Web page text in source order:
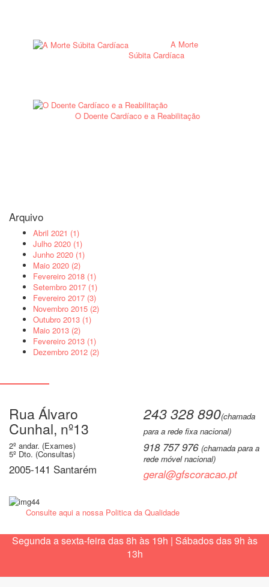
A Morte
Súbita Cardíaca
O Doente Cardíaco e a Reabilitação
Arquivo
Abril 2021 (1)
Julho 2020 (1)
Junho 2020 (1)
Maio 2020 (2)
Fevereiro 2018 (1)
Setembro 2017 (1)
Fevereiro 2017 (3)
Novembro 2015 (2)
Outubro 2013 (1)
Maio 2013 (2)
Fevereiro 2013 (1)
Dezembro 2012 (2)
Rua Álvaro
Cunhal, nº13
2º andar. (Exames)
5º Dto. (Consultas)
2005-141 Santarém
243 328 890(chamada
para a rede fixa nacional)
918 757 976 (chamada para a
rede móvel nacional)
geral@gfscoracao.pt
Consulte aqui a nossa Politica da Qualidade
Segunda a sexta-feira das 8h às 19h | Sábados das 9h às
13h